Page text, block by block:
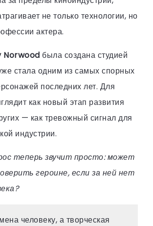
не только технологии, но
актера.
Norwood была создана студией
стала одним из самых спорных
последних лет. Для
как новый этап развития
— как тревожный сигнал для
индустрии.
теперь звучит просто: может
героине, если за ней нет
человеку, а творческая